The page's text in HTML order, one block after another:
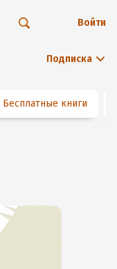
Подписка
Войти
Бесплатные книги